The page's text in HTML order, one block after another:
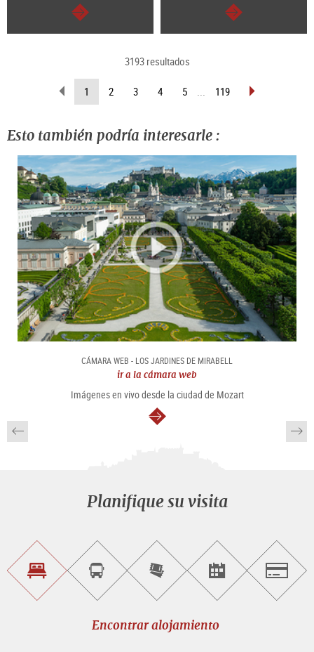
continuar continuar
3193 resultados
retroceder
página
1 (página
actual )
2 3 4 5 ... 119 pasar
Esto también podría interesarle :
CÁMARA WEB - LOS JARDINES DE MIRABELL
ir a la cámara web
Imágenes en vivo desde la ciudad de Mozart
continuar
Planifique su visita
Encontrar
alojamiento
Reservar
visitas
guiadas
Comprar
entradas
en
Encontrar<br>
eventos
Encontrar alojamiento